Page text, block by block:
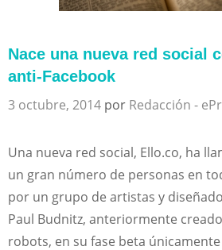
Nace una nueva red social
anti-Facebook
3 octubre, 2014 por Redacción -
Una nueva red social, Ello.co, ha
un gran número de personas en
por un grupo de artistas y
Paul Budnitz, anteriormente
robots, en su fase beta